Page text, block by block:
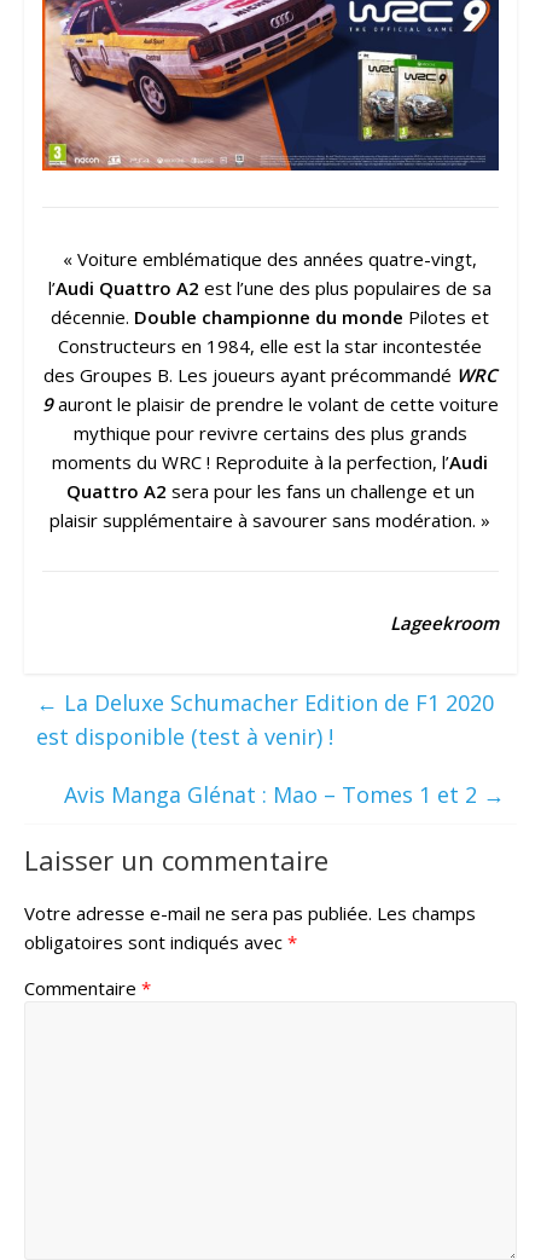
« Voiture emblématique des années quatre-vingt,
l’Audi Quattro A2est l’une des plus populaires de sa
décennie. Double championne du monde Pilotes et
Constructeurs en 1984, elle est la star incontestée
des Groupes B. Les joueurs ayant précommandé WRC
9auront le plaisir de prendre le volant de cette voiture
mythique pour revivre certains des plus grands
moments du WRC ! Reproduite à la perfection, l’Audi
Quattro A2 sera pour les fans un challenge et un
plaisir supplémentaire à savourer sans modération. »
Lageekroom
← La Deluxe Schumacher Edition de F1 2020
est disponible (test à venir) !
Avis Manga Glénat : Mao – Tomes 1 et 2 →
Laisser un commentaire
Votre adresse e-mail ne sera pas publiée. Les champs
obligatoires sont indiqués avec *
Commentaire *